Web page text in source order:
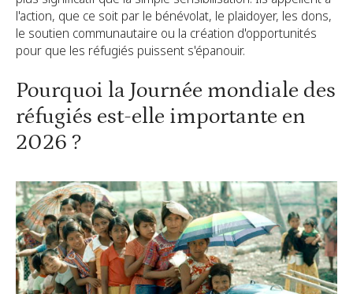
l'action, que ce soit par le bénévolat, le plaidoyer, les dons,
le soutien communautaire ou la création d'opportunités
pour que les réfugiés puissent s'épanouir.
Pourquoi la Journée mondiale des
réfugiés est-elle importante en
2026 ?